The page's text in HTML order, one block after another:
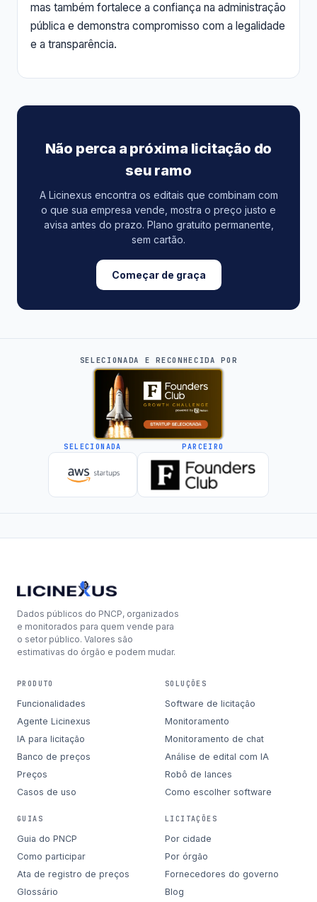
mas também fortalece a confiança na administração
pública e demonstra compromisso com a legalidade
e a transparência.
Não perca a próxima licitação do
seu ramo
A Licinexus encontra os editais que combinam com
o que sua empresa vende, mostra o preço justo e
avisa antes do prazo. Plano gratuito permanente,
sem cartão.
Começar de graça
SELECIONADA E RECONHECIDA POR
SELECIONADA PARCEIRO
Dados públicos do PNCP, organizados
e monitorados para quem vende para
o setor público. Valores são
estimativas do órgão e podem mudar.
PRODUTO
Funcionalidades
Agente Licinexus
IA para licitação
Banco de preços
Preços
Casos de uso
SOLUÇÕES
Software de licitação
Monitoramento
Monitoramento de chat
Análise de edital com IA
Robô de lances
Como escolher software
GUIAS
Guia do PNCP
Como participar
Ata de registro de preços
Glossário
LICITAÇÕES
Por cidade
Por órgão
Fornecedores do governo
Blog